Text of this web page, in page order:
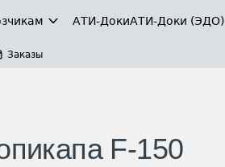
АТИ-ДокиАТИ-Доки (ЭДО)
Заказы
F-150